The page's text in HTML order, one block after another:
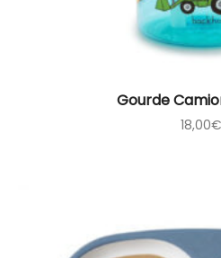
Gourde
18,00€